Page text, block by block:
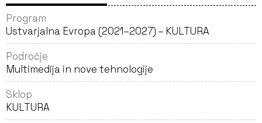
Program
Ustvarjalna Evropa (2021–2027) – KULTURA
Področje
Multimedija in nove tehnologije
Sklop
KULTURA